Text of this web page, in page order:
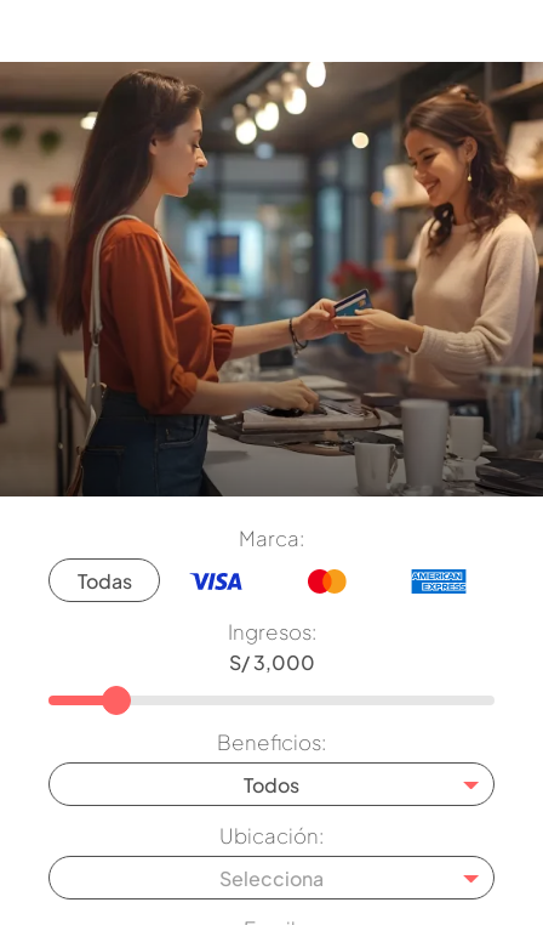
Marca:
Todas
Ingresos:
Beneficios:
Todos
Ubicación:
Selecciona